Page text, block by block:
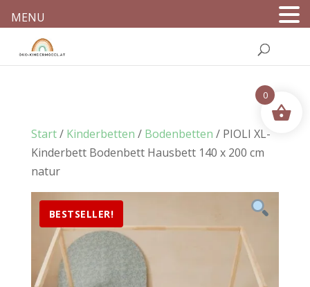
Start/ Kinderbetten / Bodenbetten / PIOLI XL-
Kinderbett Bodenbett Hausbett 140 x 200 cm
natur
BESTSELLER!
MENU
0